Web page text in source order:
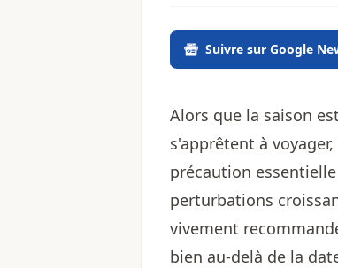
Suivre sur Google
Alors que la saison
s'apprêtent à
précaution
perturbations
vivement
bien au-delà de la